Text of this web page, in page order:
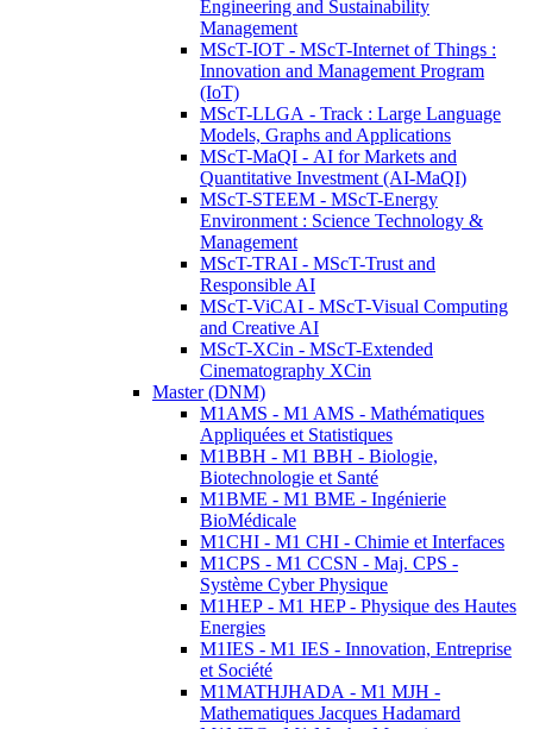
Engineering and Sustainability
Management
MScT-IOT - MScT-Internet of Things :
Innovation and Management Program
(IoT)
MScT-LLGA - Track : Large Language
Models, Graphs and Applications
MScT-MaQI - AI for Markets and
Quantitative Investment (AI-MaQI)
MScT-STEEM - MScT-Energy
Environment : Science Technology &
Management
MScT-TRAI - MScT-Trust and
Responsible AI
MScT-ViCAI - MScT-Visual Computing
and Creative AI
MScT-XCin - MScT-Extended
Cinematography XCin
Master (DNM)
M1AMS - M1 AMS - Mathématiques
Appliquées et Statistiques
M1BBH - M1 BBH - Biologie,
Biotechnologie et Santé
M1BME - M1 BME - Ingénierie
BioMédicale
M1CHI - M1 CHI - Chimie et Interfaces
M1CPS - M1 CCSN - Maj. CPS -
Système Cyber Physique
M1HEP - M1 HEP - Physique des Hautes
Energies
M1IES - M1 IES - Innovation, Entreprise
et Société
M1MATHJHADA - M1 MJH -
Mathematiques Jacques Hadamard